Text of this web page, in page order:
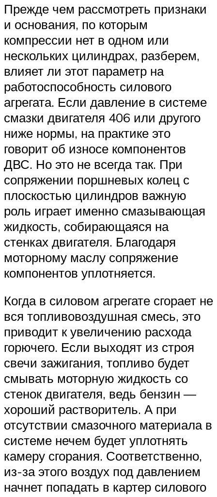
Прежде чем рассмотреть признаки
и основания, по которым
компрессии нет в одном или
нескольких цилиндрах, разберем,
влияет ли этот параметр на
работоспособность силового
агрегата. Если давление в системе
смазки двигателя 406 или другого
ниже нормы, на практике это
говорит об износе компонентов
ДВС. Но это не всегда так. При
сопряжении поршневых колец с
плоскостью цилиндров важную
роль играет именно смазывающая
жидкость, собирающаяся на
стенках двигателя. Благодаря
моторному маслу сопряжение
компонентов уплотняется.
Когда в силовом агрегате сгорает не
вся топливовоздушная смесь, это
приводит к увеличению расхода
горючего. Если выходят из строя
свечи зажигания, топливо будет
смывать моторную жидкость со
стенок двигателя, ведь бензин —
хороший растворитель. А при
отсутствии смазочного материала в
системе нечем будет уплотнять
камеру сгорания. Соответственно,
из-за этого воздух под давлением
начнет попадать в картер силового